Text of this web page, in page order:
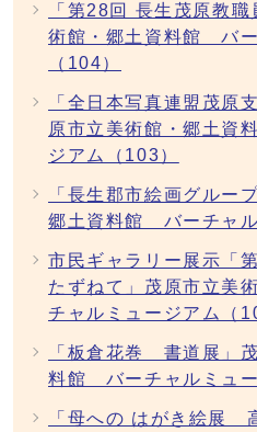
「第28回 長生茂原教
術館・郷土資料館 バ
（104）
「全日本写真連盟茂
原市立美術館・郷土資
ジアム（103）
「長生郡市絵画グルー
郷土資料館 バーチャ
市民ギャラリー展示
たずねて」茂原市立美
チャルミュージアム（
「板倉花巻 書道展」
料館 バーチャルミュー
「母への はがき絵展